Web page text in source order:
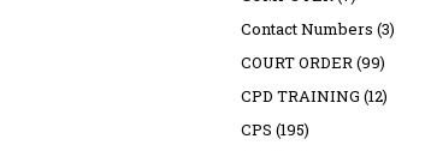
Contact Numbers (3)
COURT ORDER(99)
CPD TRAINING (12)
CPS (195)